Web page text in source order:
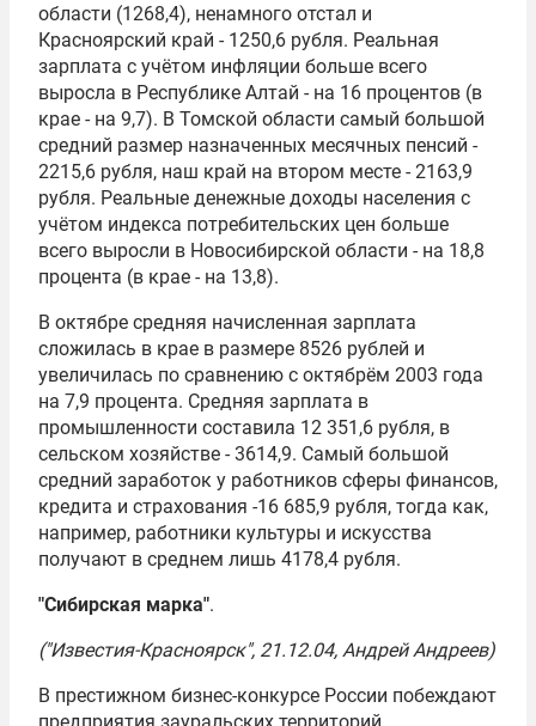
области (1268,4), ненамного отстал и
Красноярский край - 1250,6 рубля. Реальная
зарплата с учётом инфляции больше всего
выросла в Республике Алтай - на 16 процентов (в
крае - на 9,7). В Томской области самый большой
средний размер назначенных месячных пенсий -
2215,6 рубля, наш край на втором месте - 2163,9
рубля. Реальные денежные доходы населения с
учётом индекса потребительских цен больше
всего выросли в Новосибирской области - на 18,8
процента (в крае - на 13,8).
В октябре средняя начисленная зарплата
сложилась в крае в размере 8526 рублей и
увеличилась по сравнению с октябрём 2003 года
на 7,9 процента. Средняя зарплата в
промышленности составила 12 351,6 рубля, в
сельском хозяйстве - 3614,9. Самый большой
средний заработок у работников сферы финансов,
кредита и страхования -16 685,9 рубля, тогда как,
например, работники культуры и искусства
получают в среднем лишь 4178,4 рубля.
"Сибирская марка".
("Известия-Красноярск", 21.12.04, Андрей Андреев)
В престижном бизнес-конкурсе России побеждают